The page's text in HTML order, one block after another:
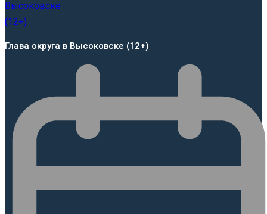
Глава округа в Высоковске (12+)